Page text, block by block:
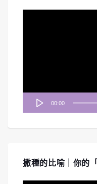
00:00
撒種的比喻｜你的